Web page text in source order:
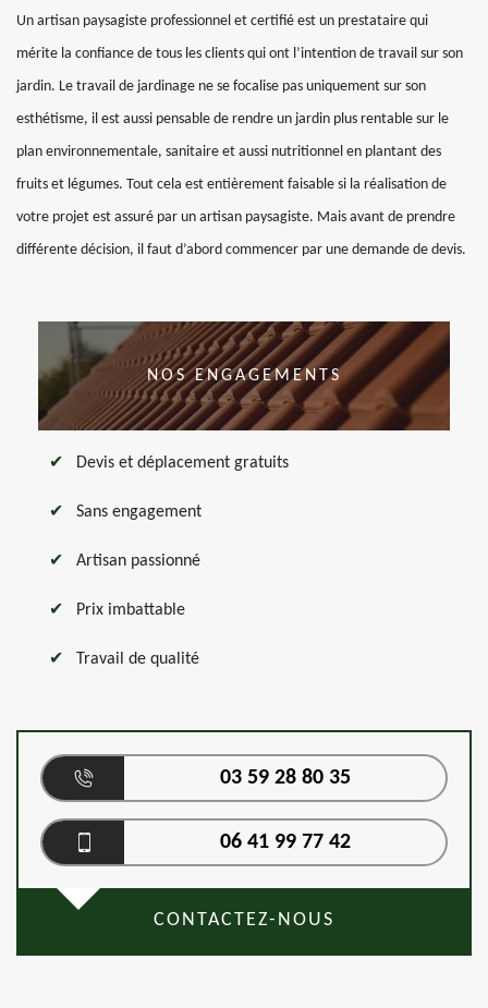
Un artisan paysagiste professionnel et certifié est un prestataire qui
mérite la confiance de tous les clients qui ont l’intention de travail sur son
jardin. Le travail de jardinage ne se focalise pas uniquement sur son
esthétisme, il est aussi pensable de rendre un jardin plus rentable sur le
plan environnementale, sanitaire et aussi nutritionnel en plantant des
fruits et légumes. Tout cela est entièrement faisable si la réalisation de
votre projet est assuré par un artisan paysagiste. Mais avant de prendre
différente décision, il faut d’abord commencer par une demande de devis.
NOS ENGAGEMENTS
Devis et déplacement gratuits
Sans engagement
Artisan passionné
Prix imbattable
Travail de qualité
03 59 28 80 35
06 41 99 77 42
CONTACTEZ-NOUS